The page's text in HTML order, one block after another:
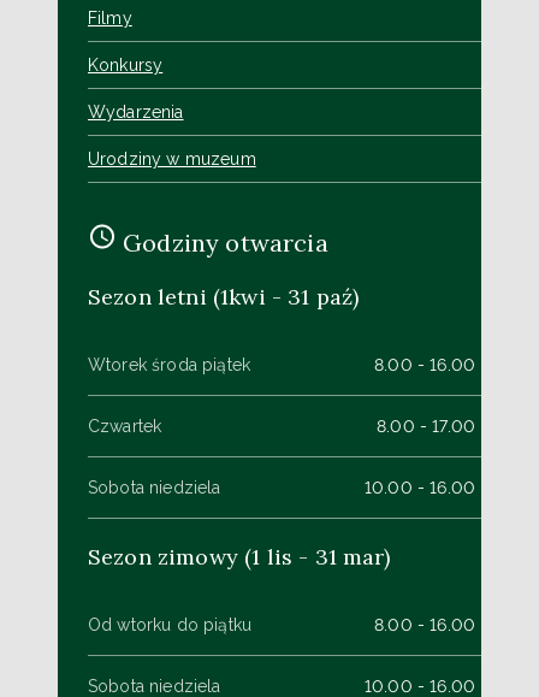
Filmy
Konkursy
Wydarzenia
Urodziny w muzeum
Godziny otwarcia
Sezon letni (1kwi - 31 paź)
Wtorek środa piątek 8.00 - 16.00
Czwartek 8.00 - 17.00
Sobota niedziela 10.00 - 16.00
Sezon zimowy (1 lis - 31 mar)
Od wtorku do piątku 8.00 - 16.00
Sobota niedziela 10.00 - 16.00